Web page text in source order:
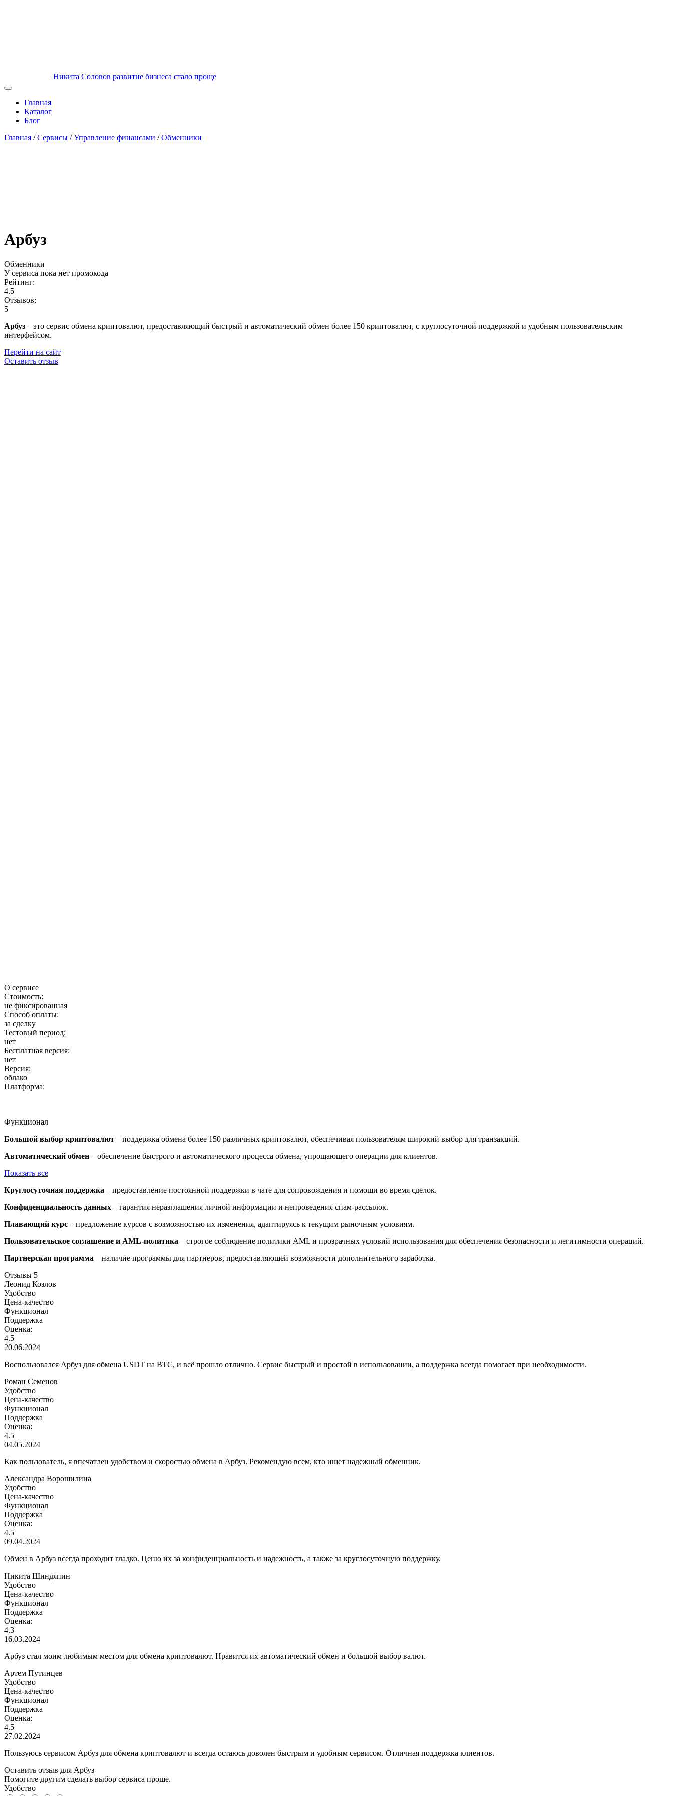
Никита Соловов развитие бизнеса стало проще
Главная
Каталог
Блог
Главная / Сервисы / Управление финансами / Обменники
Арбуз
Обменники
У сервиса пока нет промокода
Рейтинг:
4.5
Отзывов:
5
Арбуз – это сервис обмена криптовалют, предоставляющий быстрый и автоматический обмен более 150 криптовалют, с круглосуточной поддержкой и удобным пользовательским
интерфейсом.
Перейти на сайт
Оставить отзыв
О сервисе
Стоимость:
не фиксированная
Способ оплаты:
за сделку
Тестовый период:
нет
Бесплатная версия:
нет
Версия:
облако
Платформа:
Функционал
Большой выбор криптовалют – поддержка обмена более 150 различных криптовалют, обеспечивая пользователям широкий выбор для транзакций.
Автоматический обмен – обеспечение быстрого и автоматического процесса обмена, упрощающего операции для клиентов.
Показать все
Круглосуточная поддержка – предоставление постоянной поддержки в чате для сопровождения и помощи во время сделок.
Конфиденциальность данных – гарантия неразглашения личной информации и непроведения спам-рассылок.
Плавающий курс – предложение курсов с возможностью их изменения, адаптируясь к текущим рыночным условиям.
Пользовательское соглашение и AML-политика – строгое соблюдение политики AML и прозрачных условий использования для обеспечения безопасности и легитимности операций.
Партнерская программа – наличие программы для партнеров, предоставляющей возможности дополнительного заработка.
Отзывы 5
Леонид Козлов
Удобство
Цена-качество
Функционал
Поддержка
Оценка:
4.5
20.06.2024
Воспользовался Арбуз для обмена USDT на BTC, и всё прошло отлично. Сервис быстрый и простой в использовании, а поддержка всегда помогает при необходимости.
Роман Семенов
Удобство
Цена-качество
Функционал
Поддержка
Оценка:
4.5
04.05.2024
Как пользователь, я впечатлен удобством и скоростью обмена в Арбуз. Рекомендую всем, кто ищет надежный обменник.
Александра Ворошилина
Удобство
Цена-качество
Функционал
Поддержка
Оценка:
4.5
09.04.2024
Обмен в Арбуз всегда проходит гладко. Ценю их за конфиденциальность и надежность, а также за круглосуточную поддержку.
Никита Шиндяпин
Удобство
Цена-качество
Функционал
Поддержка
Оценка:
4.3
16.03.2024
Арбуз стал моим любимым местом для обмена криптовалют. Нравится их автоматический обмен и большой выбор валют.
Артем Путинцев
Удобство
Цена-качество
Функционал
Поддержка
Оценка:
4.5
27.02.2024
Пользуюсь сервисом Арбуз для обмена криптовалют и всегда остаюсь доволен быстрым и удобным сервисом. Отличная поддержка клиентов.
Оставить отзыв для Арбуз
Помогите другим сделать выбор сервиса проще.
Удобство